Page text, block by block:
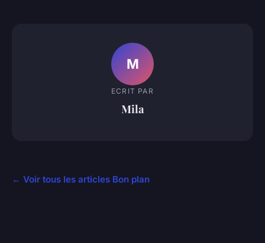
M
ECRIT PAR
Mila
← Voir tous les articles Bon plan